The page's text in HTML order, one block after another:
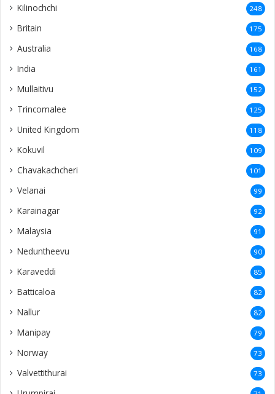
Kilinochchi 248
Britain 175
Australia 168
India 161
Mullaitivu 152
Trincomalee 125
United Kingdom 118
Kokuvil 109
Chavakachcheri 101
Velanai 99
Karainagar 92
Malaysia 91
Neduntheevu 90
Karaveddi 85
Batticaloa 82
Nallur 82
Manipay 79
Norway 73
Valvettithurai 73